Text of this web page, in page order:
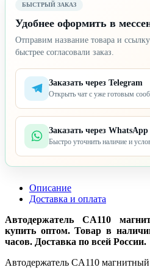
БЫСТРЫЙ ЗАКАЗ
Удобнее оформить в
Отправим название товара и
быстрее согласовали заказ.
Заказать через Telegram
Открыть чат с уже готовым
Заказать через WhatsApp
Быстро уточнить наличие и
Описание
Доставка и оплата
Автодержатель CA110
купить оптом. Товар в
часов. Доставка по всей России.
Автодержатель CA110